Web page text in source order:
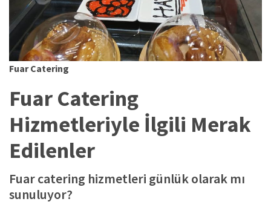
Fuar Catering
Fuar Catering
Hizmetleriyle İlgili Merak
Edilenler
Fuar catering hizmetleri günlük olarak mı
sunuluyor?